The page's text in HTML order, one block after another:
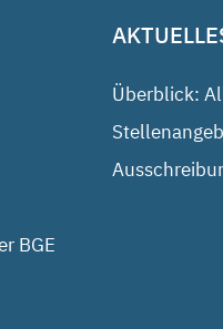
BGE
Überblick: